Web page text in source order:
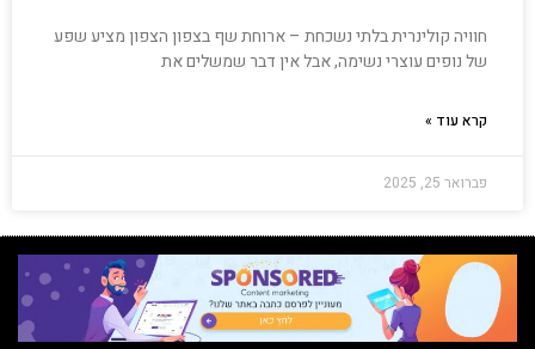
חוויה קולינרית בלתי נשכחת – ארוחת שף בצפון הצפון מציע שפע
של נופים עוצרי נשימה, אבל אין דבר שמשלים את
קרא עוד »
פברואר 25, 2025